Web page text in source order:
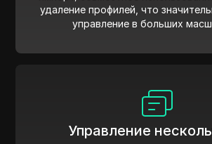
удаление профилей, что
управление в больших
Управление